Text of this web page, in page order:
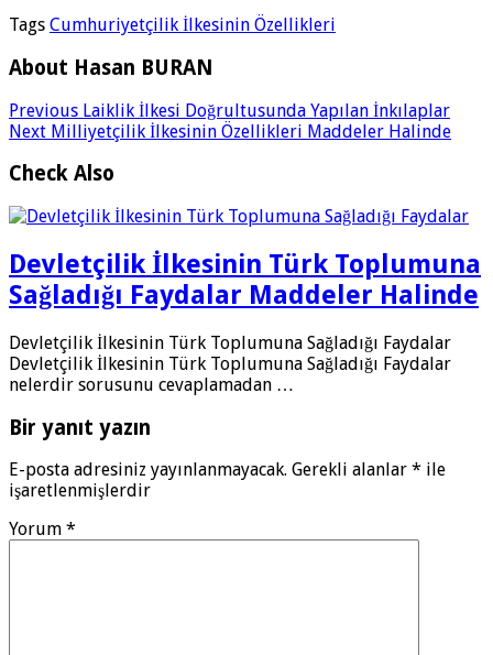
Tags Cumhuriyetçilik İlkesinin Özellikleri
About Hasan BURAN
Previous Laiklik İlkesi Doğrultusunda Yapılan İnkılaplar
Next Milliyetçilik İlkesinin Özellikleri Maddeler Halinde
Check Also
Devletçilik İlkesinin Türk Toplumuna
Sağladığı Faydalar Maddeler Halinde
Devletçilik İlkesinin Türk Toplumuna Sağladığı Faydalar
Devletçilik İlkesinin Türk Toplumuna Sağladığı Faydalar
nelerdir sorusunu cevaplamadan …
Bir yanıt yazın
E-posta adresiniz yayınlanmayacak. Gerekli alanlar * ile
işaretlenmişlerdir
Yorum *